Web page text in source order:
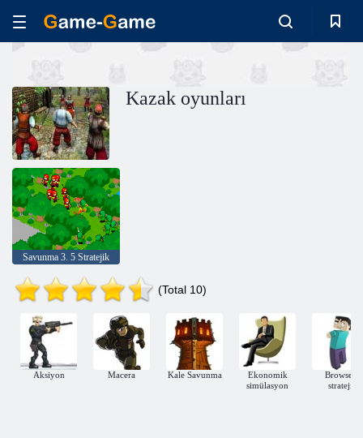
Kazak oyunları
Savunma 3. 5 Stratejik
(Total 10)
Aksiyon Macera Kale Savunma
Ekonomik
simülasyon
Browser
strateji